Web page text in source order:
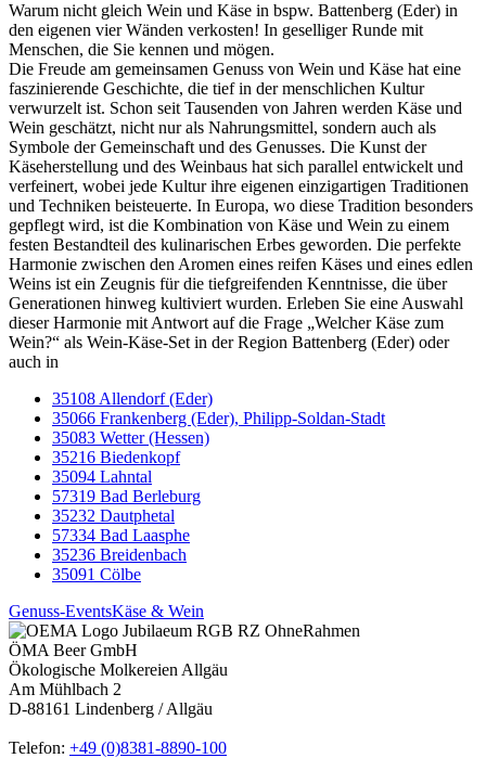
Warum nicht gleich Wein und Käse in bspw. Battenberg (Eder) in
den eigenen vier Wänden verkosten! In geselliger Runde mit
Menschen, die Sie kennen und mögen.
Die Freude am gemeinsamen Genuss von Wein und Käse hat eine
faszinierende Geschichte, die tief in der menschlichen Kultur
verwurzelt ist. Schon seit Tausenden von Jahren werden Käse und
Wein geschätzt, nicht nur als Nahrungsmittel, sondern auch als
Symbole der Gemeinschaft und des Genusses. Die Kunst der
Käseherstellung und des Weinbaus hat sich parallel entwickelt und
verfeinert, wobei jede Kultur ihre eigenen einzigartigen Traditionen
und Techniken beisteuerte. In Europa, wo diese Tradition besonders
gepflegt wird, ist die Kombination von Käse und Wein zu einem
festen Bestandteil des kulinarischen Erbes geworden. Die perfekte
Harmonie zwischen den Aromen eines reifen Käses und eines edlen
Weins ist ein Zeugnis für die tiefgreifenden Kenntnisse, die über
Generationen hinweg kultiviert wurden. Erleben Sie eine Auswahl
dieser Harmonie mit Antwort auf die Frage „Welcher Käse zum
Wein?“ als Wein-Käse-Set in der Region Battenberg (Eder) oder
auch in
35108 Allendorf (Eder)
35066 Frankenberg (Eder), Philipp-Soldan-Stadt
35083 Wetter (Hessen)
35216 Biedenkopf
35094 Lahntal
57319 Bad Berleburg
35232 Dautphetal
57334 Bad Laasphe
35236 Breidenbach
35091 Cölbe
Genuss-EventsKäse & Wein
ÖMA Beer GmbH
Ökologische Molkereien Allgäu
Am Mühlbach 2
D-88161 Lindenberg / Allgäu
Telefon: +49 (0)8381-8890-100